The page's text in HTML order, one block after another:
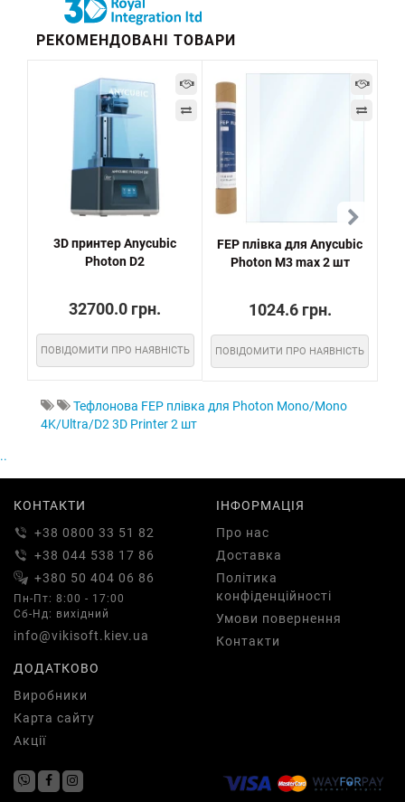
РЕКОМЕНДОВАНІ ТОВАРИ
3D принтер Anycubic
Photon D2
32700.0 грн.
ПОВІДОМИТИ ПРО НАЯВНІСТЬ
FEP плівка для Anycubic
Photon M3 max 2 шт
1024.6 грн.
ПОВІДОМИТИ ПРО НАЯВНІСТЬ
Тефлонова FEP плівка для Photon Mono/Mono
4K/Ultra/D2 3D Printer 2 шт
..
КОНТАКТИ
+38 0800 33 51 82
+38 044 538 17 86
+380 50 404 06 86
Пн-Пт: 8:00 - 17:00
Сб-Нд: вихідний
info@vikisoft.kiev.ua
ІНФОРМАЦІЯ
Про нас
Доставка
Політика
конфіденційності
Умови повернення
Контакти
ДОДАТКОВО
Виробники
Карта сайту
Акції